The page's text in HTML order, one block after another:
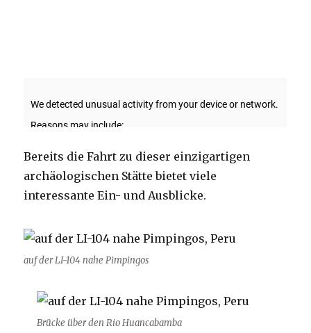
Bereits die Fahrt zu dieser einzigartigen
archäologischen Stätte bietet viele
interessante Ein- und Ausblicke.
auf der LI-104 nahe Pimpingos
Brücke über den Rio Huancabamba